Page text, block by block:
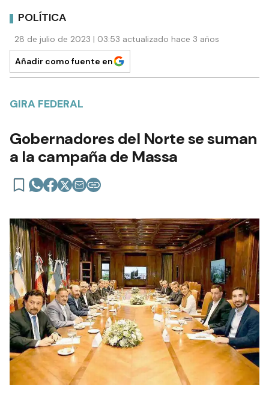
POLÍTICA
28 de julio de 2023 | 03:53 actualizado hace 3 años
Añadir como fuente en
GIRA FEDERAL
Gobernadores del Norte se suman
a la campaña de Massa